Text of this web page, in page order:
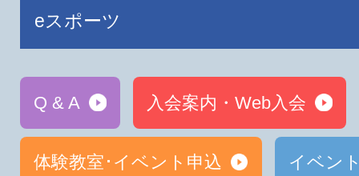
eスポーツ
Q & A 入会案内・Web入会
体験教室･イベント申込 イベン